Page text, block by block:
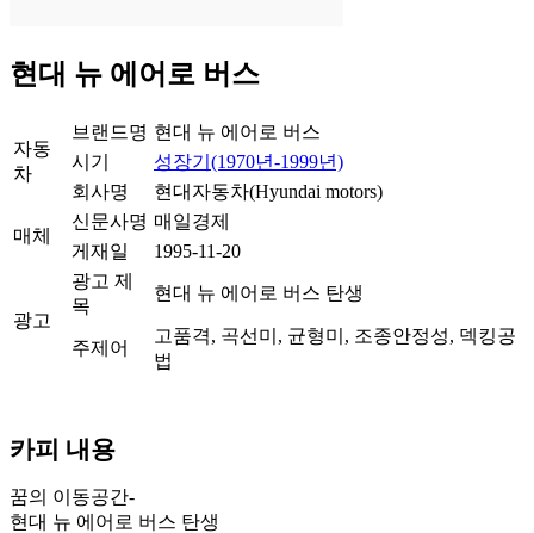
현대 뉴 에어로 버스
자동
차
브랜드명 현대 뉴 에어로 버스
시기
성장기(1970년-1999년)
회사명
현대자동차(Hyundai motors)
매체
신문사명 매일경제
게재일
1995-11-20
광고
광고 제
목
현대 뉴 에어로 버스 탄생
주제어
고품격, 곡선미, 균형미, 조종안정성, 덱킹공
법
카피 내용
꿈의 이동공간-
현대 뉴 에어로 버스 탄생